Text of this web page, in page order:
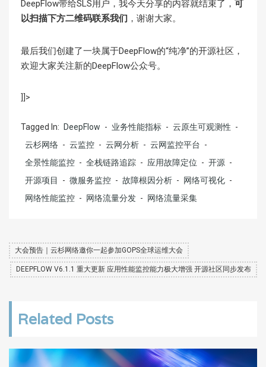
DeepFlow带给SLS用户，我今天分享的内容就结束了， 可
以扫描下方二维码联系我们 ，谢谢大家。
最后我们创建了一块属于DeepFlow的“纯净”的开源社区，
欢迎大家关注新的DeepFlow公众号。
]]>
Tagged In: DeepFlow - 业务性能指标 - 云原生可观测性 -
云杉网络 - 云监控 - 云网分析 - 云网监控平台 -
全景性能监控 - 全栈链路追踪 - 应用故障定位 - 开源 -
开源项目
- 微服务监控 - 故障根因分析 - 网络可视化 -
网络性能监控 - 网络流量分发 - 网络流量采集
大会预告｜云杉网络邀你一起参加GOPS全球运维大会
DEEPFLOW V6.1.1 重大更新 应用性能监控能力极大增强 开源社区同步发布
Related Posts